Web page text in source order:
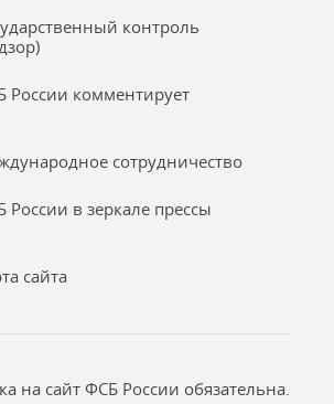
контроль
России комментирует
сотрудничество
России в зеркале прессы
сайта
на сайт ФСБ России обязательна.